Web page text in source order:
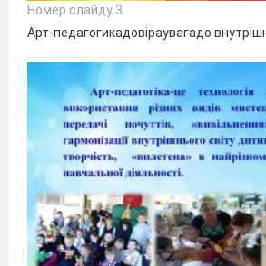
Номер слайду 3
Арт-педагогикадовіраувагадо